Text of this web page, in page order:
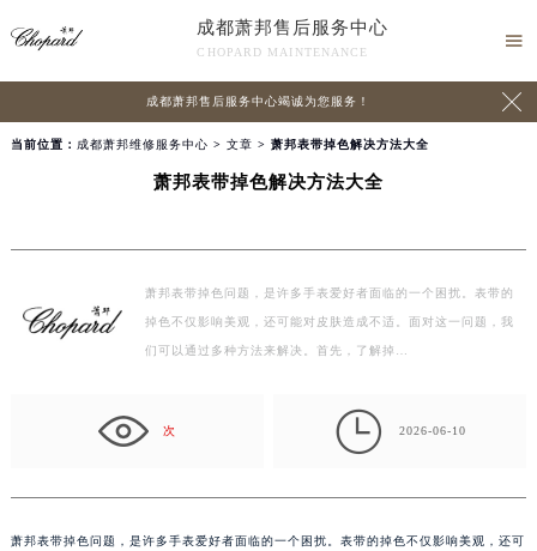
成都萧邦售后服务中心
CHOPARD MAINTENANCE

成都萧邦售后服务中心竭诚为您服务！ 
当前位置： 成都萧邦维修服务中心 > 文章 > 萧邦表带掉色解决方法大全
萧邦表带掉色解决方法大全
萧邦表带掉色问题，是许多手表爱好者面临的一个困扰。表带的
掉色不仅影响美观，还可能对皮肤造成不适。面对这一问题，我
们可以通过多种方法来解决。首先，了解掉…
次  2026-06-10
萧邦表带掉色问题，是许多手表爱好者面临的一个困扰。表带的掉色不仅影响美观，还可